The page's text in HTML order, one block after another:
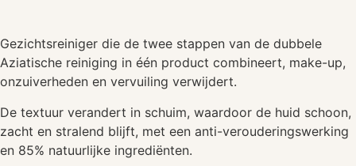
Gezichtsreiniger die de twee stappen van de dubbele
Aziatische reiniging in één product combineert, make-up,
onzuiverheden en vervuiling verwijdert.
De textuur verandert in schuim, waardoor de huid schoon,
zacht en stralend blijft, met een anti-verouderingswerking
en 85% natuurlijke ingrediënten.